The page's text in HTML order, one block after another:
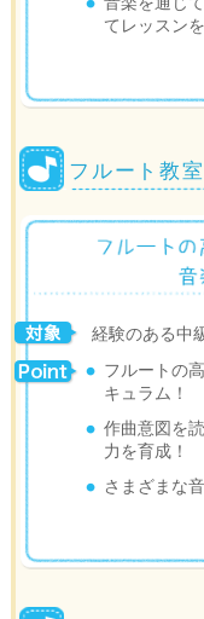
てレッスン
フルート教
経験のある中
フルートの
キュラム！
作曲意図を
力を育成！
さまざまな